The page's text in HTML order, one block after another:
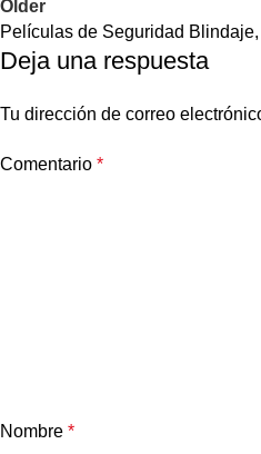
Older
Películas de Seguridad
Deja una respuesta
Tu dirección de correo
Comentario *
Nombre *